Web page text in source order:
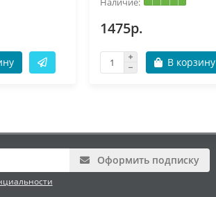
1475р.
В корзину
Оформить подписку